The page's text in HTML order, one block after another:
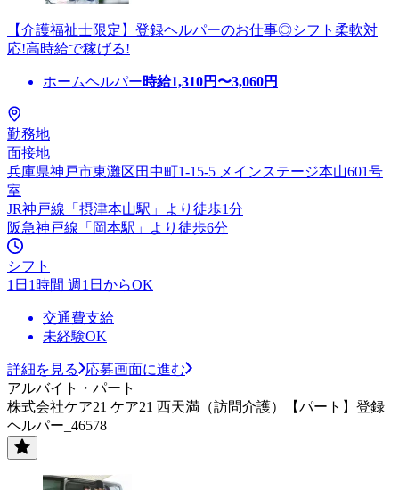
【介護福祉士限定】登録ヘルパーのお仕事◎シフト柔軟対
応!高時給で稼げる!
ホームヘルパー時給1,310円〜3,060円
勤務地
面接地
兵庫県神戸市東灘区田中町1-15-5 メインステージ本山601号
室
JR神戸線「摂津本山駅」より徒歩1分
阪急神戸線「岡本駅」より徒歩6分
シフト
1日1時間 週1日からOK
交通費支給
未経験OK
詳細を見る
応募画面に進む
アルバイト・パート
株式会社ケア21 ケア21 西天満（訪問介護）【パート】登録
ヘルパー_46578